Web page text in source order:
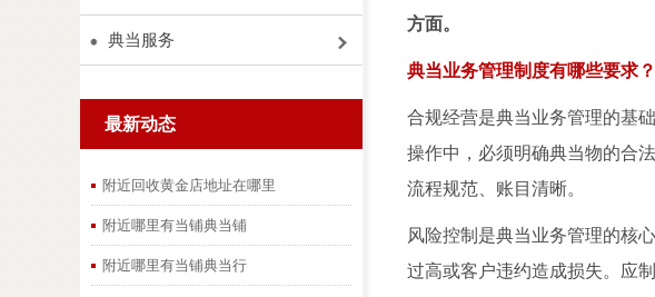
典当服务
最新动态
附近回收黄金店地址在哪里
附近哪里有当铺典当铺
附近哪里有当铺典当行
方面。
典当业务管理制度有哪些要求？
合规经营是典当业务管理的基
操作中，必须明确典当物的合
流程规范、账目清晰。
风险控制是典当业务管理的核
过高或客户违约造成损失。应